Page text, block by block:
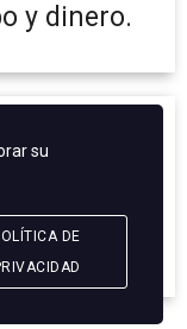
y dinero.
de tu
incidentes.
su
DE